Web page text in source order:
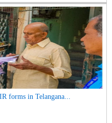
forms in Telangana...